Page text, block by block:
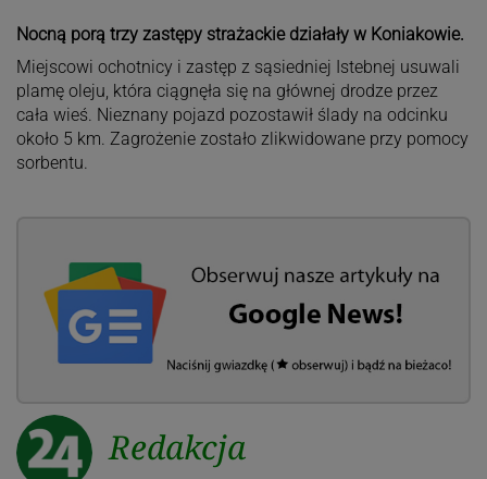
Nocną porą trzy zastępy strażackie działały w Koniakowie.
Miejscowi ochotnicy i zastęp z sąsiedniej Istebnej usuwali
plamę oleju, która ciągnęła się na głównej drodze przez
cała wieś. Nieznany pojazd pozostawił ślady na odcinku
około 5 km. Zagrożenie zostało zlikwidowane przy pomocy
sorbentu.
Redakcja